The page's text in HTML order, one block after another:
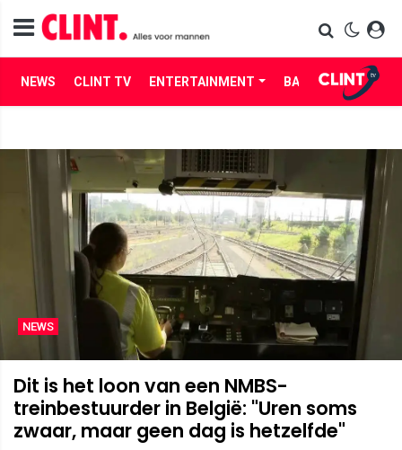
NEWS CLINT TV ENTERTAINMENT BABES LIFE
NEWS
Dit is het loon van een NMBS-
treinbestuurder in België: "Uren soms
zwaar, maar geen dag is hetzelfde"